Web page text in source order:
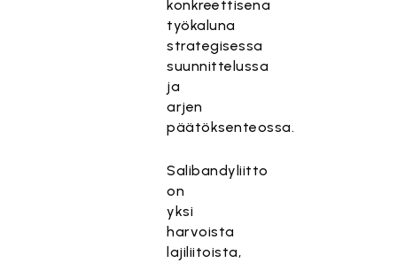
konkreettisena
työkaluna
strategisessa
suunnittelussa
ja
arjen
päätöksenteossa.
Salibandyliitto
on
yksi
harvoista
lajiliitoista,